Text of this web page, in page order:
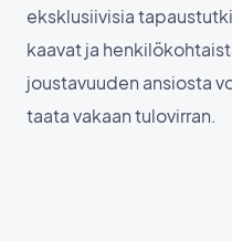
eksklusiivisia
kaavat ja
joustavuuden ansiosta
taata vakaan tulovirran.